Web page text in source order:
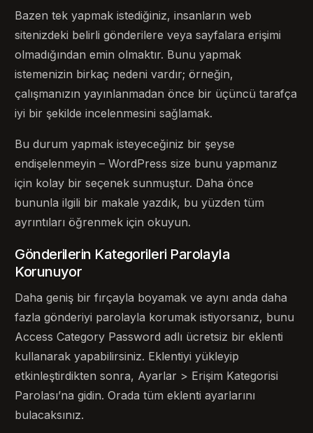
Bazen tek yapmak istediğiniz, insanların web
sitenizdeki belirli gönderilere veya sayfalara erişimi
olmadığından emin olmaktır. Bunu yapmak
istemenizin birkaç nedeni vardır; örneğin,
çalışmanızın yayınlanmadan önce bir üçüncü tarafça
iyi bir şekilde incelenmesini sağlamak.
Bu durum yapmak isteyeceğiniz bir şeyse
endişelenmeyin – WordPress size bunu yapmanız
için kolay bir seçenek sunmuştur. Daha önce
bununla ilgili bir makale yazdık, bu yüzden tüm
ayrıntıları öğrenmek için okuyun.
Gönderilerin Kategorileri Parolayla
Korunuyor
Daha geniş bir fırçayla boyamak ve aynı anda daha
fazla gönderiyi parolayla korumak istiyorsanız, bunu
Access Category Password adlı ücretsiz bir eklenti
kullanarak yapabilirsiniz. Eklentiyi yükleyip
etkinleştirdikten sonra, Ayarlar > Erişim Kategorisi
Parolası’na gidin. Orada tüm eklenti ayarlarını
bulacaksınız.